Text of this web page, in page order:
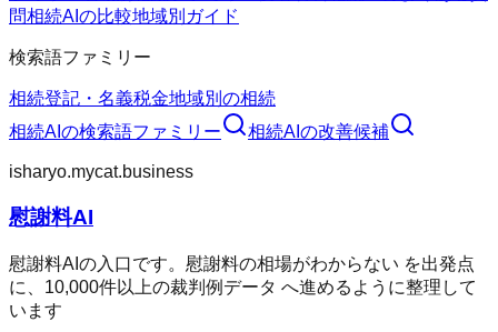
問相続AIの比較地域別ガイド
検索語ファミリー
相続登記・名義税金地域別の相続
相続AI の検索語ファミリー 相続AI の改善候補
isharyo.mycat.business
慰謝料AI
慰謝料AIの入口です。慰謝料の相場がわからない を出発点
に、10,000件以上の裁判例データ へ進めるように整理して
います